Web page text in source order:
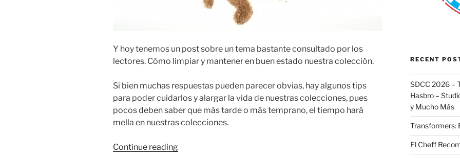
Y hoy tenemos un post sobre un tema bastante consultado por los
lectores. Cómo limpiar y mantener en buen estado nuestra colección.
Si bien muchas respuestas pueden parecer obvias, hay algunos tips
para poder cuidarlos y alargar la vida de nuestras colecciones, pues
pocos deben saber que más tarde o más temprano, el tiempo hará
mella en nuestras colecciones.
Continue reading“Encerar…
RECENT
SDCC 2026 –
Hasbro –
y Mucho Más
Transformers:
El Cheff